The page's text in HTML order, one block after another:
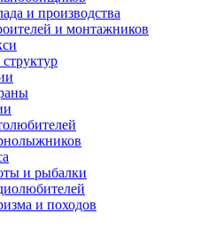
и производства
и монтажников
и рыбалки
и походов